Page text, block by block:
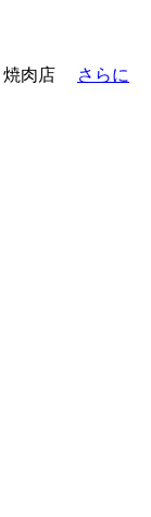
焼肉店
さらに